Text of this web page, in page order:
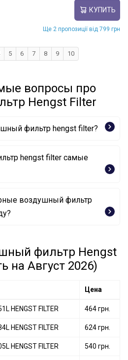
КУПИТЬ
Ще 2 пропозиції від 799 грн
5 6 7 8 9 10
вопросы про
Hengst Filter
фильтр hengst filter?
hengst filter самые
HENGST FILTER
HENGST FILTER
воздушный фильтр
HENGST FILTER
фильтр Hengst
на Август 2026)
Цена
HENGST FILTER 464 грн.
HENGST FILTER 624 грн.
HENGST FILTER 540 грн.